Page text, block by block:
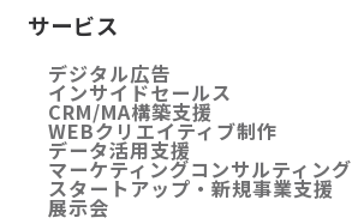
サービス
デジタル広告
インサイドセールス
CRM/MA構築支援
WEBクリエイティブ制作
データ活用支援
マーケティングコンサルティング
スタートアップ・新規事業支援
展示会